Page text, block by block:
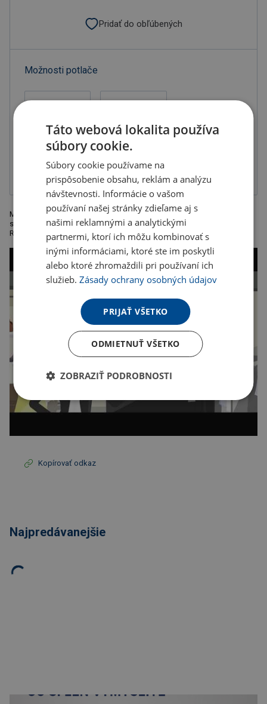
Pridať do obľúbených
Možnosti potlače
Gravír
Tampónová tlač
2-zložková
sáčku
Mark Twain guľôčkové pero s otáčacím mechanizmom, modrou tuhou,
strieborným karbónovým dizajnom, balené v štýlovo zladenej krabičke.
Rozmer : 18 × 7,2 × 3 cm. Odporúčaná technológia tlače: gravír
Kopírovať odkaz
Najpredávanejšie
Táto webová lokalita používa
súbory cookie.
Súbory cookie používame na
prispôsobenie obsahu, reklám a analýzu
návštevnosti. Informácie o vašom
používaní našej stránky zdieľame aj s
našimi reklamnými a analytickými
partnermi, ktorí ich môžu kombinovať s
inými informáciami, ktoré ste im poskytli
alebo ktoré zhromaždili pri používaní ich
služieb.Zásady ochrany osobných údajov
PRIJAŤ VŠETKO
ODMIETNUŤ VŠETKO
ZOBRAZIŤ PODROBNOSTI